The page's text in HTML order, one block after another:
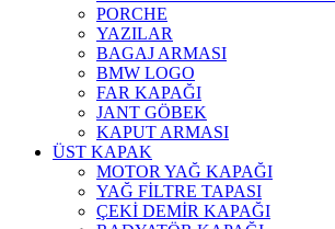
PORCHE
YAZILAR
BAGAJ ARMASI
BMW LOGO
FAR KAPAĞI
JANT GÖBEK
KAPUT ARMASI
ÜST KAPAK
MOTOR YAĞ KAPAĞI
YAĞ FİLTRE TAPASI
ÇEKİ DEMİR KAPAĞI